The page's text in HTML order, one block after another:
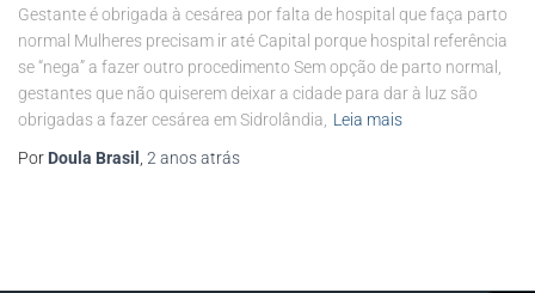
Gestante é obrigada à cesárea por falta de hospital que faça parto
normal Mulheres precisam ir até Capital porque hospital referência
se “nega” a fazer outro procedimento Sem opção de parto normal,
gestantes que não quiserem deixar a cidade para dar à luz são
obrigadas a fazer cesárea em Sidrolândia,
Leia mais
Por Doula Brasil 2 anosatrás